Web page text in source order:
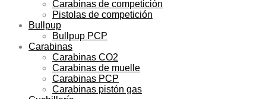
Carabinas de competición
Pistolas de competición
Bullpup
Bullpup PCP
Carabinas
Carabinas CO2
Carabinas de muelle
Carabinas PCP
Carabinas pistón gas